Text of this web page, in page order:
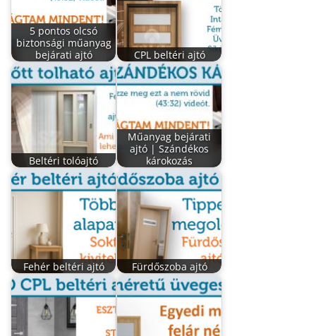
5 pontos olcsó
biztonsági műanyag
bejárati ajtó
CPL beltéri ajtó
Beltéri tolóajtó
Műanyag bejárati
ajtó | Szándékos
károkozás
Fehér beltéri ajtó Fürdőszoba ajtó